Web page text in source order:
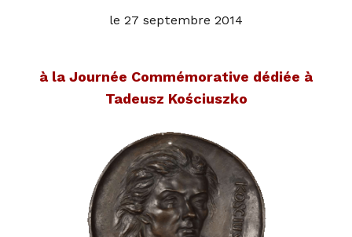
le 27 septembre 2014
à la Journée Commémorative dédiée à
Tadeusz Kościuszko